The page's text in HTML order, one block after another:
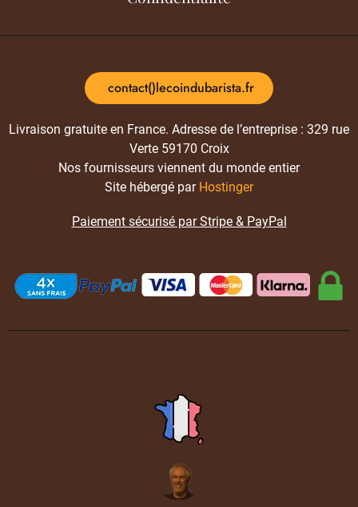
contact()lecoindubarista.fr
Livraison gratuite en France. Adresse de l’entreprise : 329 rue
Verte 59170 Croix
Nos fournisseurs viennent du monde entier
Site hébergé par Hostinger
Paiement sécurisé par Stripe & PayPal